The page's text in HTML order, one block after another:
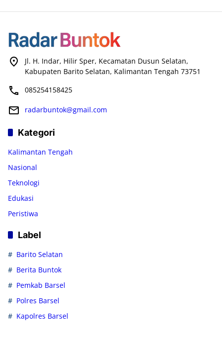
Jl. H. Indar, Hilir Sper, Kecamatan Dusun Selatan,
Kabupaten Barito Selatan, Kalimantan Tengah 73751
085254158425
radarbuntok@gmail.com
Kategori
Kalimantan Tengah
Nasional
Teknologi
Edukasi
Peristiwa
Label
Barito Selatan
Berita Buntok
Pemkab Barsel
Polres Barsel
Kapolres Barsel